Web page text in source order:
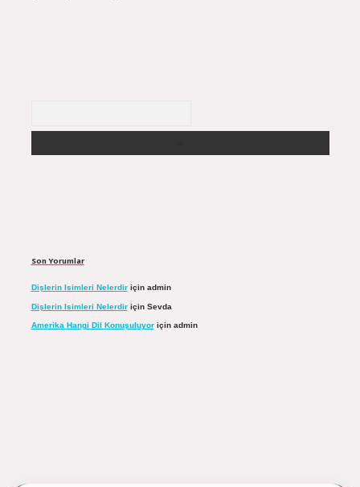
Son Yorumlar
Dişlerin Isimleri Nelerdiriçin admin
Dişlerin Isimleri Nelerdiriçin Sevda
Amerika Hangi Dil Konuşuluyoriçin admin